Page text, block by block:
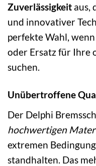
Zuverlässigkeit aus,
und innovativer
perfekte Wahl,
oder Ersatz für Ihre
suchen.
Unübertroffene
Der Delphi
hochwertigen
extremen
standhalten. Das